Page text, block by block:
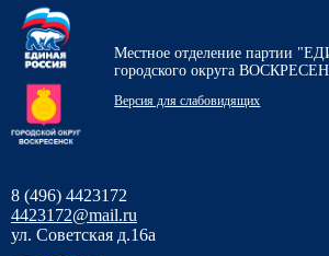
Местное отделение партии
городского округа
Версия для слабовидящих
8 (496) 4423172
4423172@mail.ru
ул. Советская д.16а